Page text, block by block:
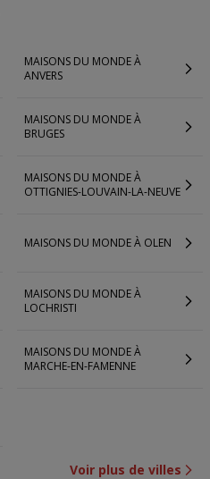
MAISONS DU MONDE À
ANVERS
MAISONS DU MONDE À
BRUGES
MAISONS DU MONDE À
OTTIGNIES-LOUVAIN-LA-NEUVE
MAISONS DU MONDE À OLEN
MAISONS DU MONDE À
LOCHRISTI
MAISONS DU MONDE À
MARCHE-EN-FAMENNE
Voir plus de villes